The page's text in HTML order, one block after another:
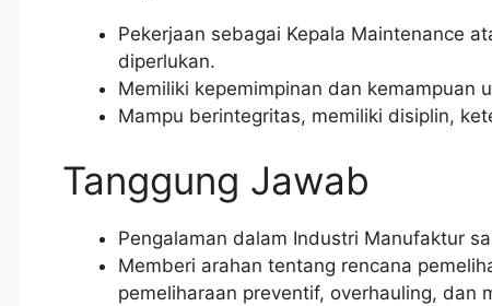
Pekerjaan sebagai Kepala Maintenance
diperlukan.
Memiliki kepemimpinan dan kemampuan
Mampu berintegritas, memiliki disiplin,
Tanggung Jawab
Pengalaman dalam Industri Manufaktur
Memberi arahan tentang rencana
pemeliharaan preventif, overhauling, dan